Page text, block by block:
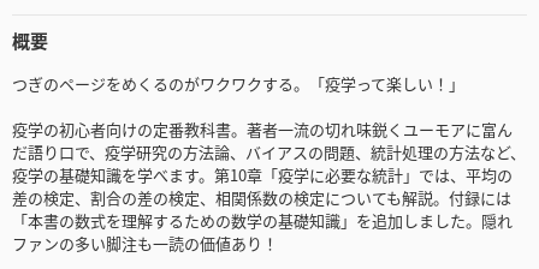
概要
つぎのページをめくるのがワクワクする。「疫学って楽しい！」
疫学の初心者向けの定番教科書。著者一流の切れ味鋭くユーモアに富ん
だ語り口で、疫学研究の方法論、バイアスの問題、統計処理の方法など、
疫学の基礎知識を学べます。第10章「疫学に必要な統計」では、平均の
差の検定、割合の差の検定、相関係数の検定についても解説。付録には
「本書の数式を理解するための数学の基礎知識」を追加しました。隠れ
ファンの多い脚注も一読の価値あり！